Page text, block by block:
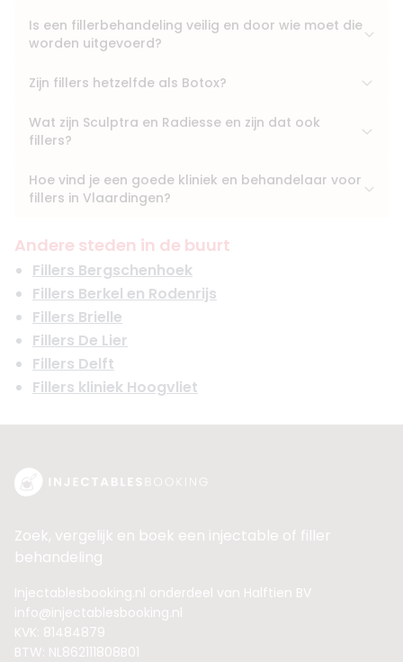
Is een fillerbehandeling veilig en door wie moet die
worden uitgevoerd?
Zijn fillers hetzelfde als Botox?
Wat zijn Sculptra en Radiesse en zijn dat ook
fillers?
Hoe vind je een goede kliniek en behandelaar voor
fillers in Vlaardingen?
Andere steden in de buurt
Fillers Bergschenhoek
Fillers Berkel en Rodenrijs
Fillers Brielle
Fillers De Lier
Fillers Delft
Fillers kliniek Hoogvliet
Zoek, vergelijk en boek een injectable of filler
behandeling
Injectablesbooking.nl onderdeel van Halftien BV
info@injectablesbooking.nl
KVK: 81484879
BTW: NL862111808B01